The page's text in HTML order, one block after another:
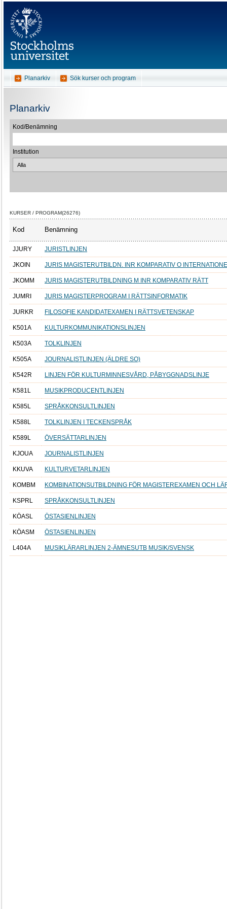
Planarkiv Sök kurser och program
Planarkiv
Kod/Benämning
Institution
KURSER / PROGRAM(26276)
Kod Benämning
JJURY JURISTLINJEN
JKOIN JURIS MAGISTERUTBILDN. INR KOMPARATIV O
JKOMM JURIS MAGISTERUTBILDNING M INR KOMPARATIV RÄTT
JUMRI JURIS MAGISTERPROGRAM I RÄTTSINFORMATIK
JURKR FILOSOFIE KANDIDATEXAMEN I RÄTTSVETENSKAP
K501A KULTURKOMMUNIKATIONSLINJEN
K503A TOLKLINJEN
K505A JOURNALISTLINJEN (ÄLDRE SO)
K542R LINJEN FÖR KULTURMINNESVÅRD, PÅBYGGNADSLINJE
K581L MUSIKPRODUCENTLINJEN
K585L SPRÅKKONSULTLINJEN
K588L TOLKLINJEN I TECKENSPRÅK
K589L ÖVERSÄTTARLINJEN
KJOUA JOURNALISTLINJEN
KKUVA KULTURVETARLINJEN
KOMBM KOMBINATIONSUTBILDNING FÖR MAGISTEREXAMEN OCH
KSPRL SPRÅKKONSULTLINJEN
KÖASL ÖSTASIENLINJEN
KÖASM ÖSTASIENLINJEN
L404A MUSIKLÄRARLINJEN 2-ÄMNESUTB MUSIK/SVENSK